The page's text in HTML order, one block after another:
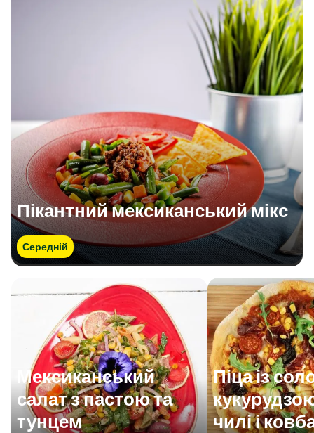
Пікантний мексиканський мікс
Середній
Мексиканський
салат з пастою та
тунцем
Піца із
чилі і